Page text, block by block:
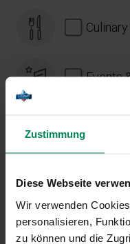
Zustimmung
Diese Webseite
Wir verwenden
personalisieren,
zu können und die
Events
CONTACT